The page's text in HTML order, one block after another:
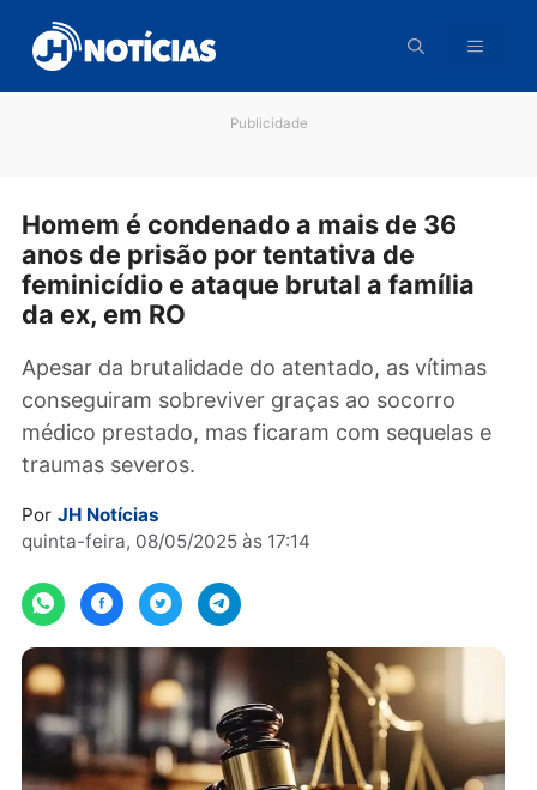
para
conteúdo
Homem é condenado a mais de 36
anos de prisão por tentativa de
feminicídio e ataque brutal a família
Apesar da brutalidade do atentado, as
conseguiram sobreviver graças ao socorro
médico prestado, mas ficaram com sequelas
traumas severos.
quinta-feira, 08/05/2025 às 17:14